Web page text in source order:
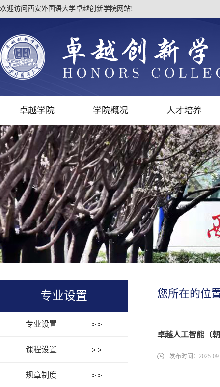
欢迎访问西安外国语大学卓越创新学院网站!
卓越学院 学院概况 人才培养
专业设置
专业设置
课程设置
规章制度
您所在的位
卓越人工智能（
发布时间：2025-